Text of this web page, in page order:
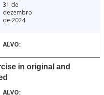
31 de
dezembro
de 2024
in original and